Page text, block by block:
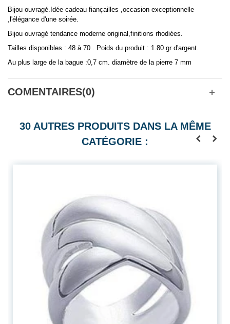
Bijou ouvragé.Idée cadeau fiançailles ,occasion exceptionnelle
,l'élégance d'une soirée.
Bijou ouvragé tendance moderne original,finitions rhodiées.
Tailles disponibles : 48 à 70 . Poids du produit : 1.80 gr d'argent.
Au plus large de la bague :0,7 cm. diamètre de la pierre 7 mm
COMENTAIRES(0)
30 AUTRES PRODUITS DANS LA MÊME
CATÉGORIE :